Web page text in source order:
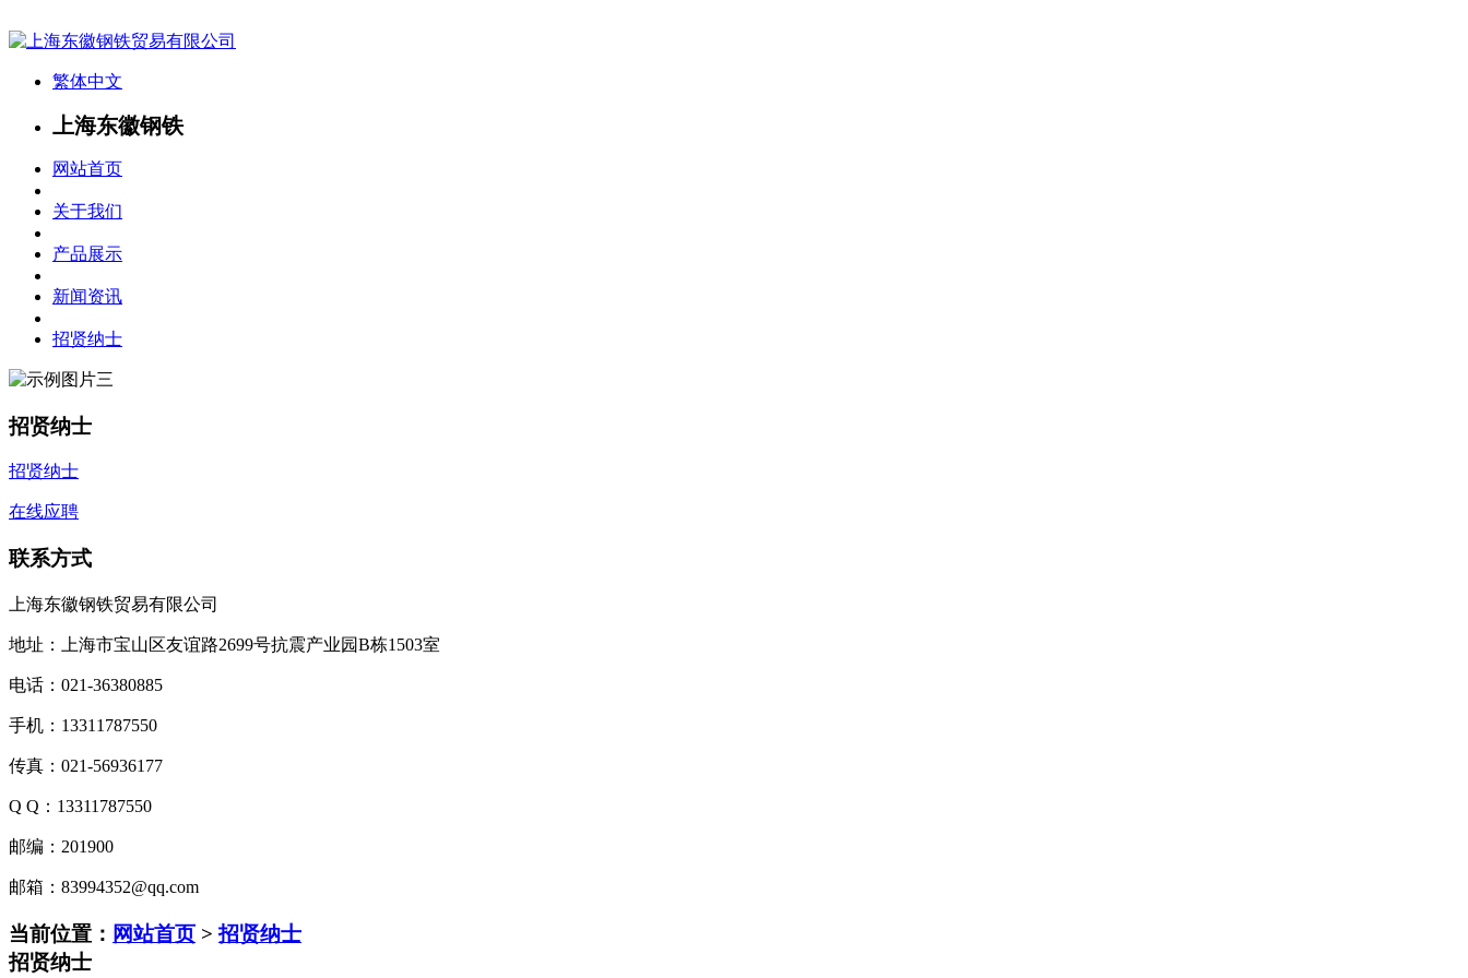
繁体中文
上海东徽钢铁
网站首页
关于我们
产品展示
新闻资讯
招贤纳士
招贤纳士
招贤纳士
在线应聘
联系方式
上海东徽钢铁贸易有限公司
地址：上海市宝山区友谊路2699号抗震产业园B栋1503室
电话：021-36380885
手机：13311787550
传真：021-56936177
Q Q：13311787550
邮编：201900
邮箱：83994352@qq.com
当前位置： 网站首页 >招贤纳士
招贤纳士